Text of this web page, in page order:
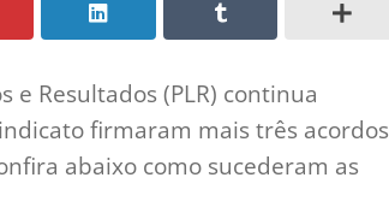
e Resultados (PLR) continua
firmaram mais três acordos
abaixo como sucederam as